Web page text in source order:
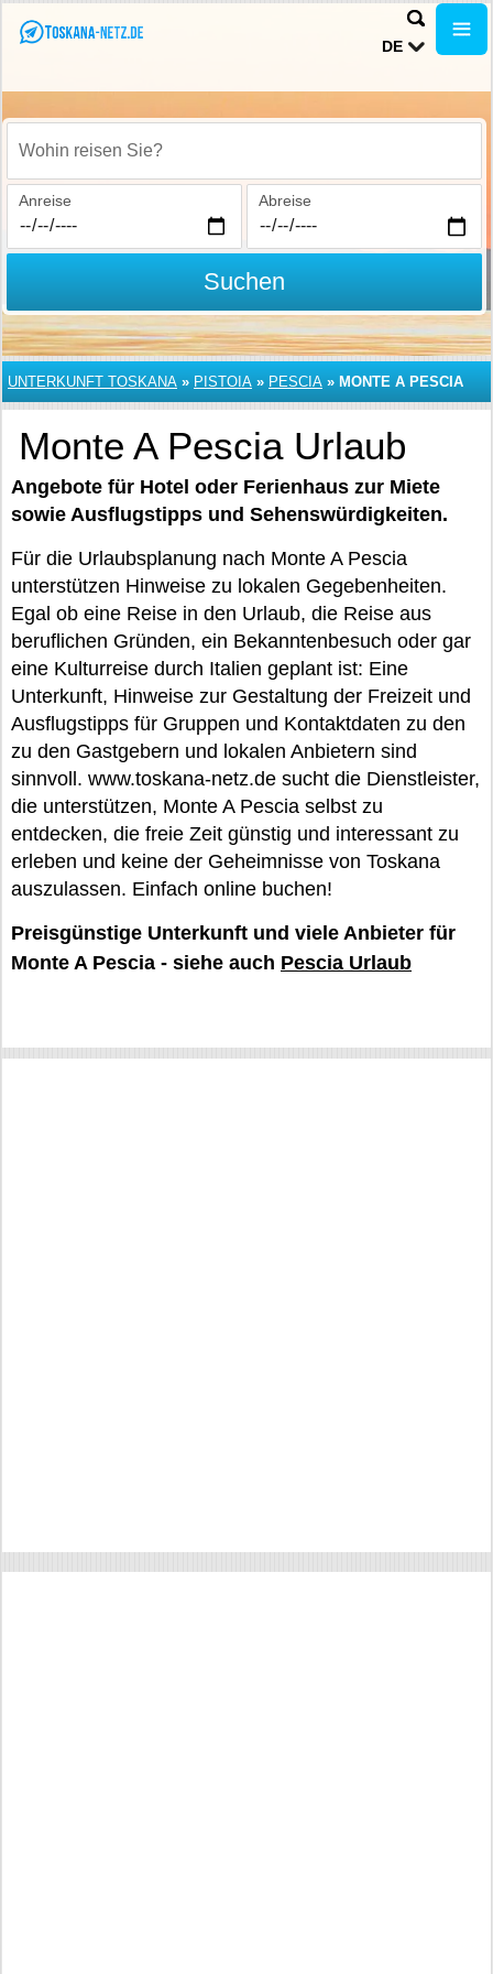
DE
Wohin reisen Sie?
Anreise Abreise
Suchen
UNTERKUNFT TOSKANA » PISTOIA » PESCIA » MONTE A PESCIA
Monte A Pescia Urlaub
Angebote für Hotel oder Ferienhaus zur Miete
sowie Ausflugstipps und Sehenswürdigkeiten.
Für die Urlaubsplanung nach Monte A Pescia
unterstützen Hinweise zu lokalen Gegebenheiten.
Egal ob eine Reise in den Urlaub, die Reise aus
beruflichen Gründen, ein Bekanntenbesuch oder gar
eine Kulturreise durch Italien geplant ist: Eine
Unterkunft, Hinweise zur Gestaltung der Freizeit und
Ausflugstipps für Gruppen und Kontaktdaten zu den
zu den Gastgebern und lokalen Anbietern sind
sinnvoll. www.toskana-netz.de sucht die Dienstleister,
die unterstützen, Monte A Pescia selbst zu
entdecken, die freie Zeit günstig und interessant zu
erleben und keine der Geheimnisse von Toskana
auszulassen. Einfach online buchen!
Preisgünstige Unterkunft und viele Anbieter für
Monte A Pescia - siehe auch Pescia Urlaub